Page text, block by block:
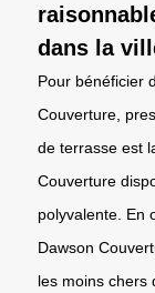
dans la
Pour bénéficier
Couverture,
de terrasse est
Couverture
polyvalente. En
Dawson
les moins chers